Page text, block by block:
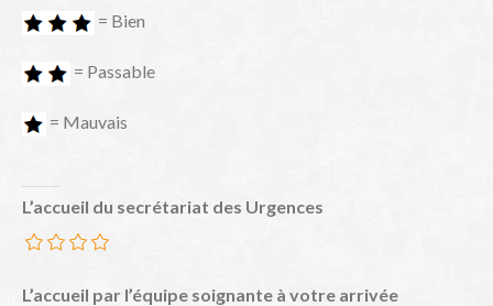
= Bien
= Passable
= Mauvais
L’accueil du secrétariat des Urgences
L’accueil par l’équipe soignante à votre arrivée